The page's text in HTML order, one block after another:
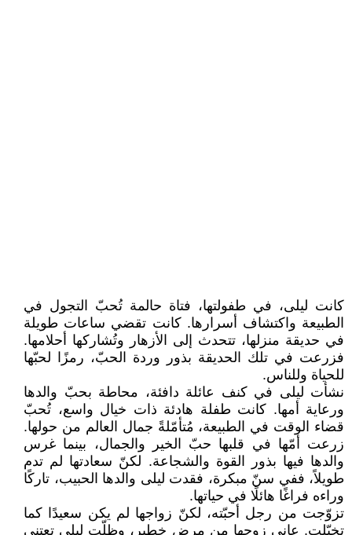
كانت ليلى، في طفولتها، فتاة حالمة تُحبّ التجول في
الطبيعة واكتشاف أسرارها. كانت تقضي ساعات طويلة
في حديقة منزلها، تتحدث إلى الأزهار وتُشاركها أحلامها.
فزرعت في تلك الحديقة بذور وردة الحبّ، رمزًا لحبّها
للحياة وللناس.
نشأت ليلى في كنف عائلة دافئة، محاطة بحبّ والدها
ورعاية أمها. كانت طفلة هادئة ذات خيال واسع، تُحبّ
قضاء الوقت في الطبيعة، مُتأمّلةً جمال العالم من حولها.
زرعت أمّها في قلبها حبّ الخير والجمال، بينما غرس
والدها فيها بذور القوة والشجاعة. لكنّ سعادتها لم تدم
طويلاً، ففي سنّ مبكرة، فقدت ليلى والدها الحبيب، تاركًا
وراءه فراغًا هائلًا في حياتها.
تزوّجت من رجل أحبّته، لكنّ زواجها لم يكن سعيدًا كما
تخيّلت. عانى زوجها من مرضٍ خطير، وظلّت ليلى تعتني